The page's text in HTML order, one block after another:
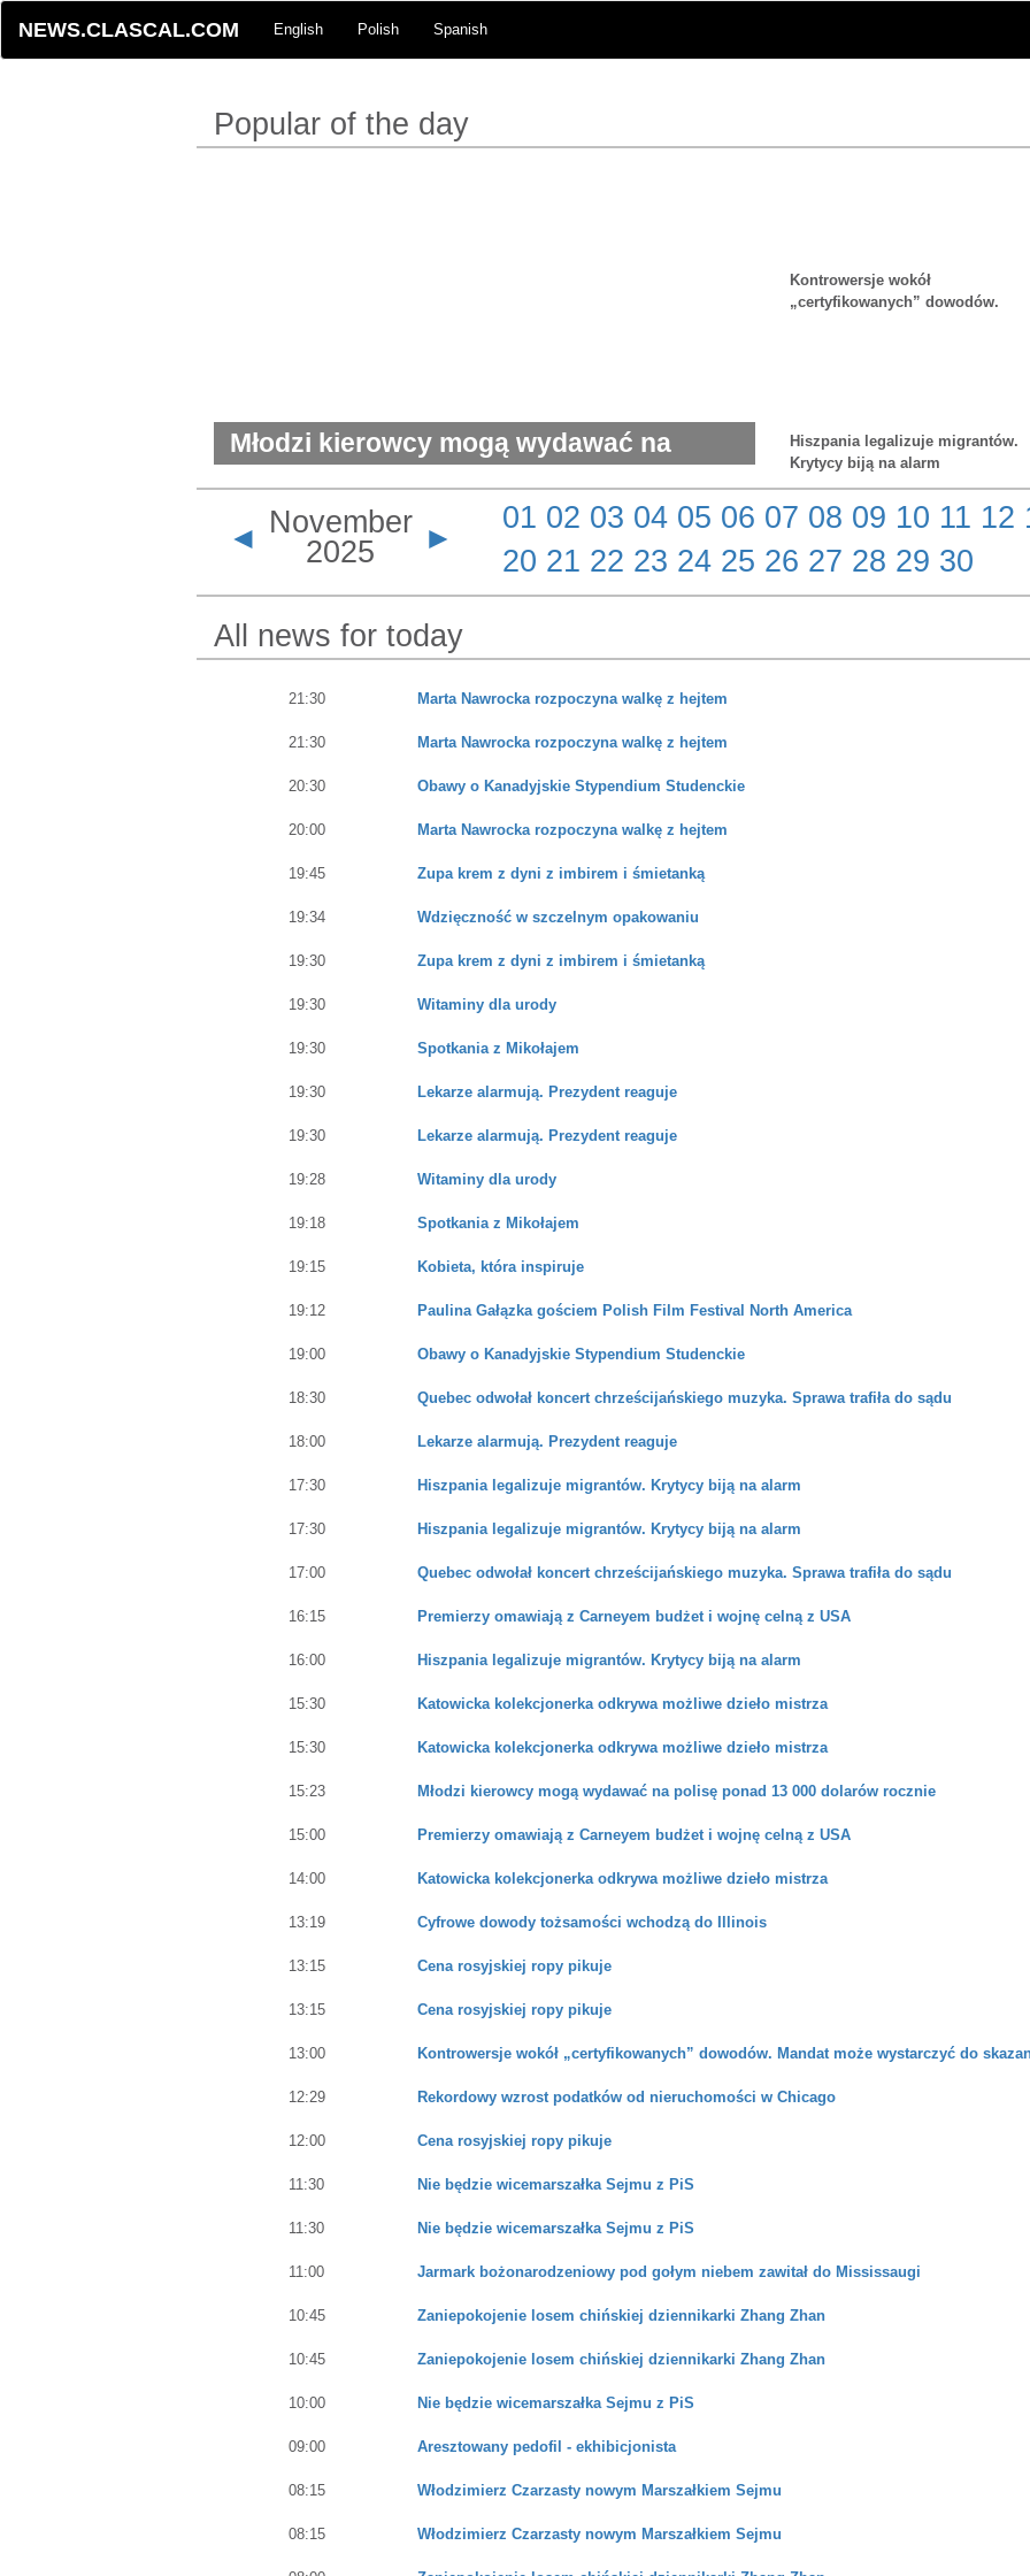
NEWS.CLASCAL.COM English Polish Spanish
Popular of the day
Młodzi kierowcy mogą wydawać na
polisę ponad 13 000 dolarów rocznie
Kontrowersje wokół
„certyfikowanych” dowodów.
Hiszpania legalizuje migrantów.
Krytycy biją na alarm
◄ November
2025
►
01 02 03 04 05 06 07 08 09 10 11 12
20 21 22 23 24 25 26 27 28 29 30
All news for today
21:30 Marta Nawrocka rozpoczyna walkę z hejtem
21:30 Marta Nawrocka rozpoczyna walkę z hejtem
20:30 Obawy o Kanadyjskie Stypendium Studenckie
20:00 Marta Nawrocka rozpoczyna walkę z hejtem
19:45 Zupa krem z dyni z imbirem i śmietanką
19:34 Wdzięczność w szczelnym opakowaniu
19:30 Zupa krem z dyni z imbirem i śmietanką
19:30 Witaminy dla urody
19:30 Spotkania z Mikołajem
19:30 Lekarze alarmują. Prezydent reaguje
19:30 Lekarze alarmują. Prezydent reaguje
19:28 Witaminy dla urody
19:18 Spotkania z Mikołajem
19:15 Kobieta, która inspiruje
19:12 Paulina Gałązka gościem Polish Film Festival North America
19:00 Obawy o Kanadyjskie Stypendium Studenckie
18:30 Quebec odwołał koncert chrześcijańskiego muzyka. Sprawa trafiła do sądu
18:00 Lekarze alarmują. Prezydent reaguje
17:30 Hiszpania legalizuje migrantów. Krytycy biją na alarm
17:30 Hiszpania legalizuje migrantów. Krytycy biją na alarm
17:00 Quebec odwołał koncert chrześcijańskiego muzyka. Sprawa trafiła do sądu
16:15 Premierzy omawiają z Carneyem budżet i wojnę celną z USA
16:00 Hiszpania legalizuje migrantów. Krytycy biją na alarm
15:30 Katowicka kolekcjonerka odkrywa możliwe dzieło mistrza
15:30 Katowicka kolekcjonerka odkrywa możliwe dzieło mistrza
15:23 Młodzi kierowcy mogą wydawać na polisę ponad 13 000 dolarów rocznie
15:00 Premierzy omawiają z Carneyem budżet i wojnę celną z USA
14:00 Katowicka kolekcjonerka odkrywa możliwe dzieło mistrza
13:19 Cyfrowe dowody tożsamości wchodzą do Illinois
13:15 Cena rosyjskiej ropy pikuje
13:15 Cena rosyjskiej ropy pikuje
13:00 Kontrowersje wokół „certyfikowanych” dowodów. Mandat może wystarczyć do
12:29 Rekordowy wzrost podatków od nieruchomości w Chicago
12:00 Cena rosyjskiej ropy pikuje
11:30 Nie będzie wicemarszałka Sejmu z PiS
11:30 Nie będzie wicemarszałka Sejmu z PiS
11:00 Jarmark bożonarodzeniowy pod gołym niebem zawitał do Mississaugi
10:45 Zaniepokojenie losem chińskiej dziennikarki Zhang Zhan
10:45 Zaniepokojenie losem chińskiej dziennikarki Zhang Zhan
10:00 Nie będzie wicemarszałka Sejmu z PiS
09:00 Aresztowany pedofil - ekhibicjonista
08:15 Włodzimierz Czarzasty nowym Marszałkiem Sejmu
08:15 Włodzimierz Czarzasty nowym Marszałkiem Sejmu